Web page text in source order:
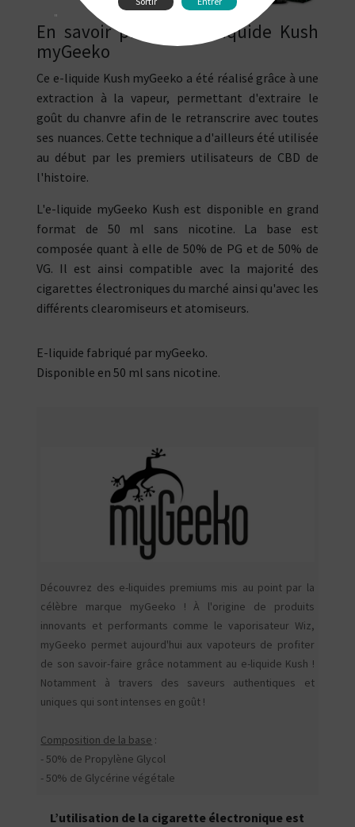
En savoir plus sur l'e-liquide Kush
myGeeko
Ce e-liquide Kush myGeeko a été réalisé grâce à une
extraction à la vapeur, permettant d'extraire le
goût du chanvre afin de le retranscrire avec toutes
ses nuances. Cette technique a d'ailleurs été utilisée
au début par les premiers utilisateurs de CBD de
l'histoire.
L'e-liquide myGeeko Kush est disponible en grand
format de 50 ml sans nicotine. La base est
composée quant à elle de 50% de PG et de 50% de
VG. Il est ainsi compatible avec la majorité des
cigarettes électroniques du marché ainsi qu'avec les
différents clearomiseurs et atomiseurs.
E-liquide fabriqué par myGeeko.
Disponible en 50 ml sans nicotine.
Découvrez des e-liquides premiums mis au point par la
célèbre marque myGeeko ! À l'origine de produits
innovants et performants comme le vaporisateur Wiz,
myGeeko permet aujourd'hui aux vapoteurs de profiter
de son savoir-faire grâce notamment au e-liquide Kush !
Notamment à travers des saveurs authentiques et
uniques qui sont intenses en goût !
Composition de la base :
- 50% de Propylène Glycol
- 50% de Glycérine végétale
L’utilisation de la cigarette électronique est
"